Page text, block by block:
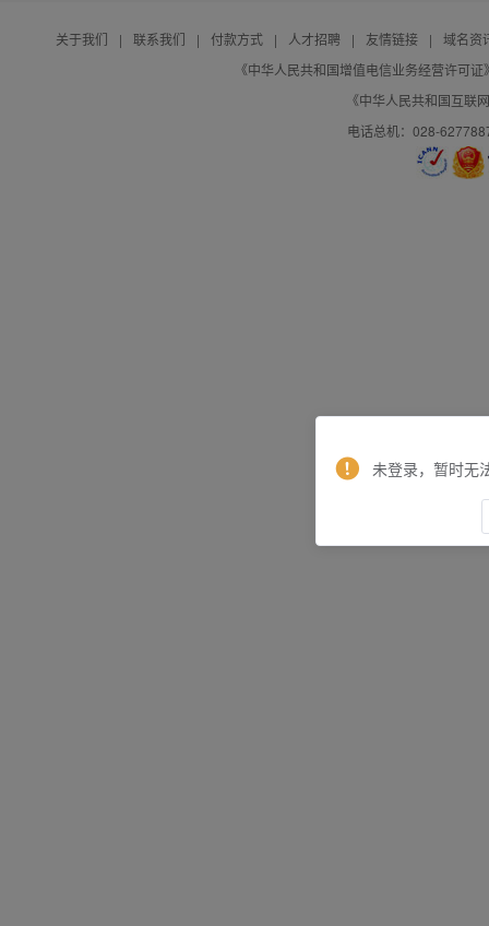
关于我们 | 联系我们 | 付款方式 | 人才招聘 | 友情链接 |
域名资
《中华人民共和国增值电信业务经营许可
《中华人民共和国互联
电话总机：028-
未登录，暂时无